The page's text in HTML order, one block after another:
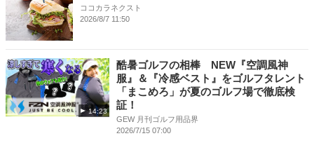
ココカラネクスト
2026/8/7 11:50
14:23
酷暑ゴルフの相棒 NEW『空調風神
服』＆『冷感ベスト』をゴルフタレント
「まこめろ」が夏のゴルフ場で徹底検
証！
GEW 月刊ゴルフ用品界
2026/7/15 07:00